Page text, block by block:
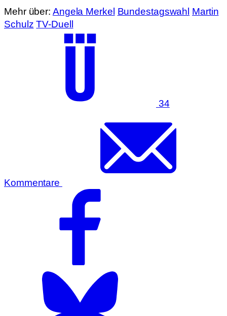
Mehr über: Angela Merkel Bundestagswahl Martin
Schulz TV-Duell
34
Kommentare